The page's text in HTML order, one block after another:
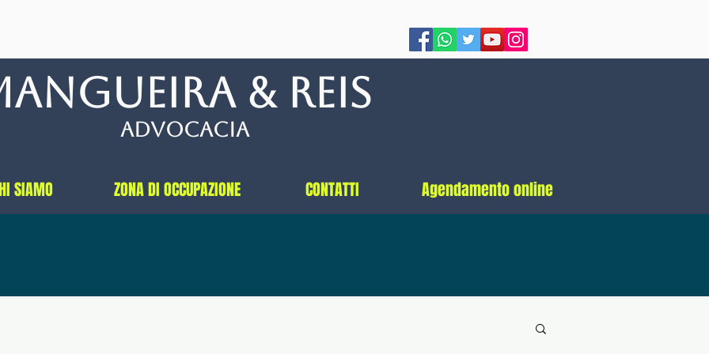
& reis
Advocacia
SIAMO ZONA DI OCCUPAZIONE CONTATTI Agendamento online